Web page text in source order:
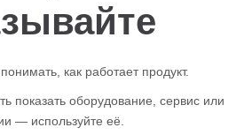
как работает продукт.
показать оборудование, сервис или
— используйте её.